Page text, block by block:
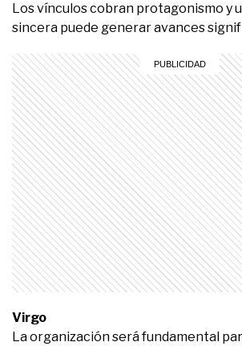
Los vínculos cobran protagonismo y
sincera puede generar avances
Virgo
La organización será fundamental